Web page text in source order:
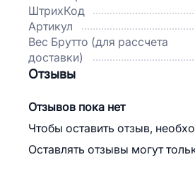
ШтрихКод
Артикул
Вес Брутто (для рассчета
доставки)
Отзывы
Отзывов пока нет
Чтобы оставить отзыв,
Оставлять отзывы могут